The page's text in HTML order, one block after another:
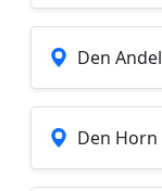
Den Andel
Den Horn